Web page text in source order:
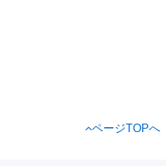
ページTOPへ